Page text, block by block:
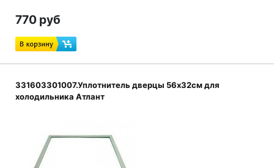
770 руб
331603301007.Уплотнитель дверцы 56x32см для
холодильника Атлант